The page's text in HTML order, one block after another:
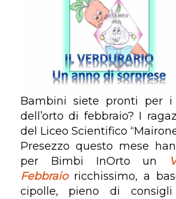
Bambini siete pronti per i
dell’orto di febbraio? I
del Liceo Scientifico
Presezzo questo mese
per Bimbi InOrto un
Febbraioricchissimo, a
cipolle, pieno di